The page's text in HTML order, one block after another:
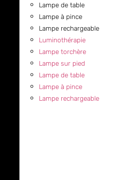
Lampe de table
Lampe à pince
Lampe rechargeable
Luminothérapie
Lampe torchère
Lampe sur pied
Lampe de table
Lampe à pince
Lampe rechargeable